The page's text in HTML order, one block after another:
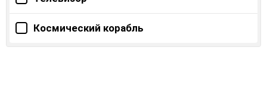
Космический корабль